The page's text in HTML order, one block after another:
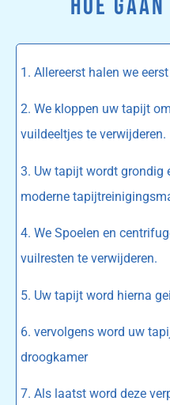
HOE
1. Allereerst halen we
2. We kloppen uw tapijt
vuildeeltjes te verwijderen.
3. Uw tapijt wordt grondig
moderne
4. We Spoelen en
vuilresten te verwijderen.
5. Uw tapijt word hierna
6. vervolgens word uw
droogkamer
7. Als laatst word deze